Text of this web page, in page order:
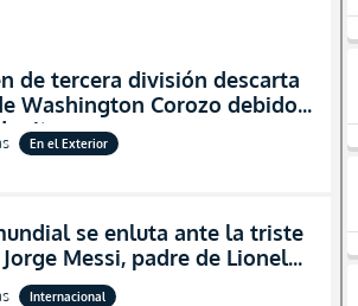
de tercera división descarta
Washington Corozo debido
ritmo
En el Exterior
se enluta ante la triste
Messi, padre de Lionel
Internacional